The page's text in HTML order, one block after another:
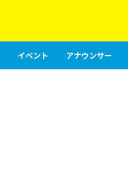
イベント アナウンサー